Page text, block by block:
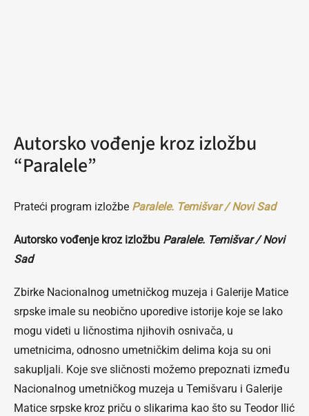
Autorsko vođenje kroz izložbu
“Paralele”
Prateći program izložbe Paralele. Temišvar / Novi Sad
Autorsko vođenje kroz izložbu Paralele. Temišvar / Novi
Sad
Zbirke Nacionalnog umetničkog muzeja i Galerije Matice
srpske imale su neobično uporedive istorije koje se lako
mogu videti u ličnostima njihovih osnivača, u
umetnicima, odnosno umetničkim delima koja su oni
sakupljali. Koje sve sličnosti možemo prepoznati između
Nacionalnog umetničkog muzeja u Temišvaru i Galerije
Matice srpske kroz priču o slikarima kao što su Teodor Ilić